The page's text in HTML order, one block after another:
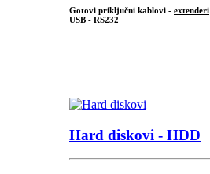
Gotovi priključni kablovi - extenderi
USB - RS232
Hard diskovi - HDD